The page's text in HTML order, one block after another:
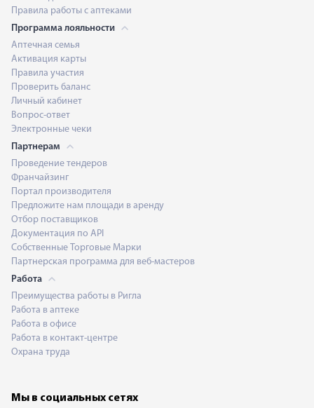
Правила работы с аптеками
Программа лояльности
Аптечная семья
Активация карты
Правила участия
Проверить баланс
Личный кабинет
Вопрос-ответ
Электронные чеки
Партнерам
Проведение тендеров
Франчайзинг
Портал производителя
Предложите нам площади в аренду
Отбор поставщиков
Документация по API
Собственные Торговые Марки
Партнерская программа для веб-мастеров
Работа
Преимущества работы в Ригла
Работа в аптеке
Работа в офисе
Работа в контакт-центре
Охрана труда
Мы в социальных сетях